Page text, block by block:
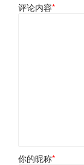
评论内容*
你的昵称*